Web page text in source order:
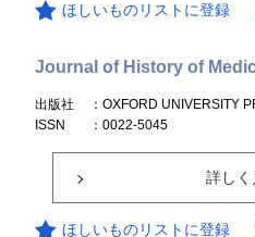
ほしいものリストに登録
Journal of History of
出版社
：OXFORD UNIVERSITY
ISSN
：0022-5045
詳しく
ほしいものリストに登録